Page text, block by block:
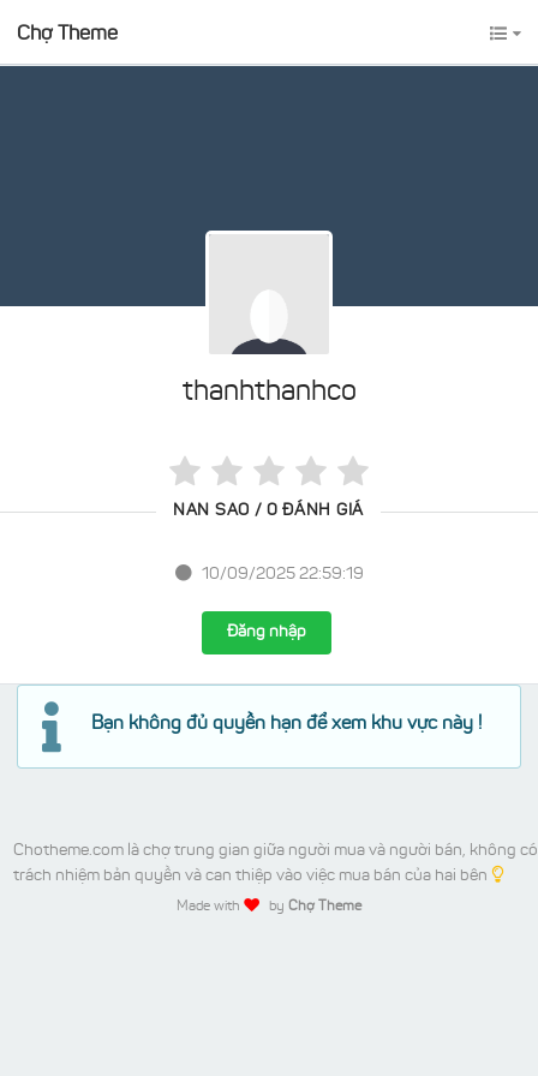
Chợ Theme
thanhthanhco
NAN SAO / 0 ĐÁNH GIÁ
10/09/2025 22:59:19
Đăng nhập
Bạn không đủ quyền hạn để xem khu vực này !
Chotheme.com là chợ trung gian giữa người mua và người bán, không có
trách nhiệm bản quyền và can thiệp vào việc mua bán của hai bên
Made with by Chợ Theme